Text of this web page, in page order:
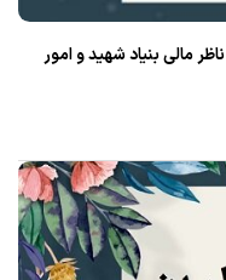
مالی بنیاد شهید و امور